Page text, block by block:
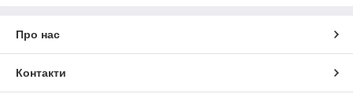
Про нас
Контакти